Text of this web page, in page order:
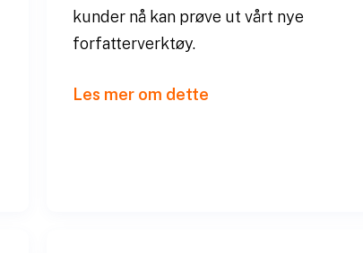
kunder nå kan prøve ut vårt nye
forfatterverktøy.
Les mer om dette